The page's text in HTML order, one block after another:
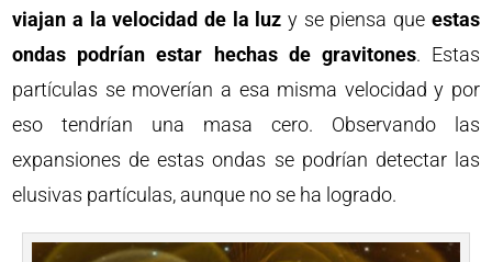
viajan a la velocidad de la luz y se piensa que estas
ondas podrían estar hechas de gravitones. Estas
partículas se moverían a esa misma velocidad y por
eso tendrían una masa cero. Observando las
expansiones de estas ondas se podrían detectar las
elusivas partículas, aunque no se ha logrado.